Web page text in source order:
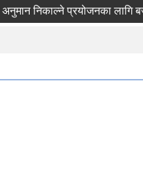
निकाल्ने प्रयोजनका लागि
(भ्याक्सिनेटर) आवश्यकता सम्वन्धी